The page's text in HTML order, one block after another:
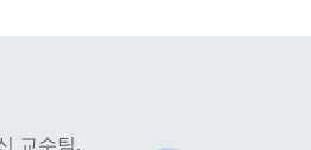
교수팀,